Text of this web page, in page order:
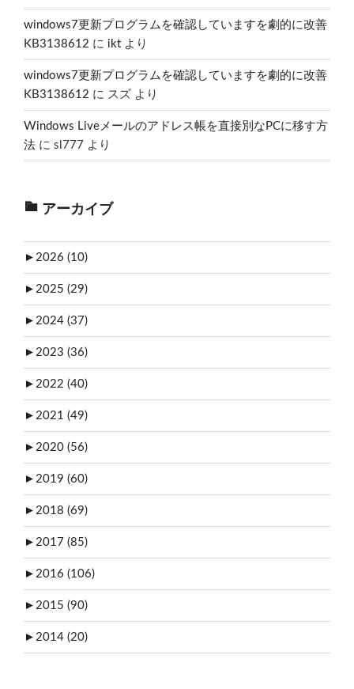
windows7更新プログラムを確認していますを劇的に改善
KB3138612 に ikt より
windows7更新プログラムを確認していますを劇的に改善
KB3138612 に スズ より
Windows Liveメールのアドレス帳を直接別なPCに移す方
法 に sl777 より
アーカイブ
► 2026 (10)
► 2025 (29)
► 2024 (37)
► 2023 (36)
► 2022 (40)
► 2021 (49)
► 2020 (56)
► 2019 (60)
► 2018 (69)
► 2017 (85)
► 2016 (106)
► 2015 (90)
► 2014 (20)